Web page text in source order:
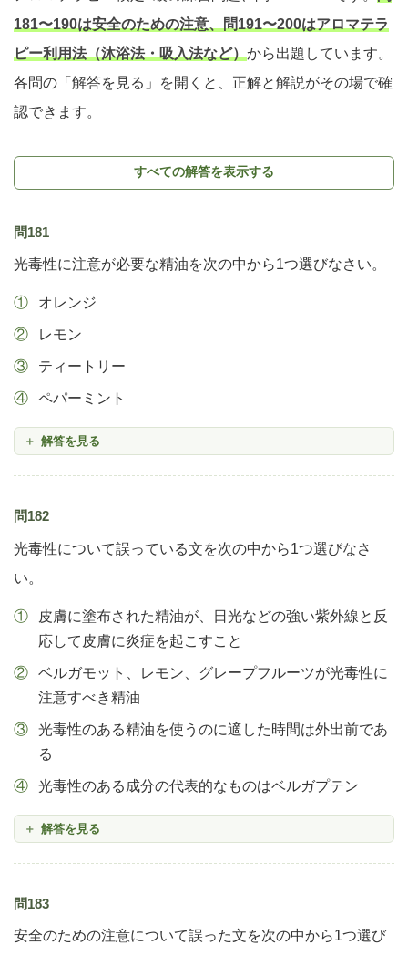
181〜190は安全のための注意、問191〜200はアロマテラ
ピー利用法（沐浴法・吸入法など） から出題しています。
各問の「解答を見る」を開くと、正解と解説がその場で確
認できます。
すべての解答を表示する
問181
光毒性に注意が必要な精油を次の中から1つ選びなさい。
オレンジ
レモン
ティートリー
ペパーミント
解答を見る
問182
光毒性について誤っている文を次の中から1つ選びなさ
い。
皮膚に塗布された精油が、日光などの強い紫外線と反
応して皮膚に炎症を起こすこと
ベルガモット、レモン、グレープフルーツが光毒性に
注意すべき精油
光毒性のある精油を使うのに適した時間は外出前であ
る
光毒性のある成分の代表的なものはベルガプテン
解答を見る
問183
安全のための注意について誤った文を次の中から1つ選び